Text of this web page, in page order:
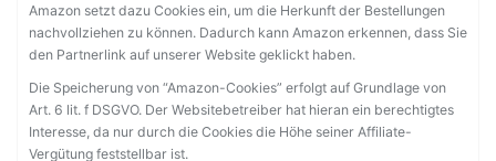
Amazon setzt dazu Cookies ein, um die Herkunft der Bestellungen
nachvollziehen zu können. Dadurch kann Amazon erkennen, dass Sie
den Partnerlink auf unserer Website geklickt haben.
Die Speicherung von “Amazon-Cookies” erfolgt auf Grundlage von
Art. 6 lit. f DSGVO. Der Websitebetreiber hat hieran ein berechtigtes
Interesse, da nur durch die Cookies die Höhe seiner Affiliate-
Vergütung feststellbar ist.